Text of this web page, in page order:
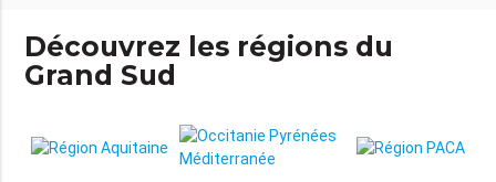
Découvrez les régions du
Grand Sud